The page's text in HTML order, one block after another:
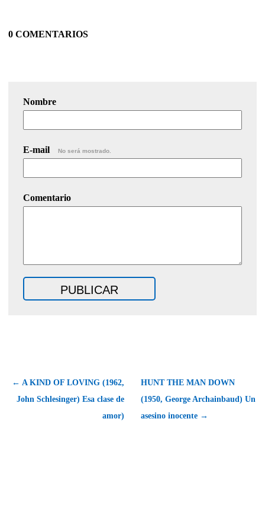
0 COMENTARIOS
Nombre
E-mail No será mostrado.
Comentario
← A KIND OF LOVING (1962,
John Schlesinger) Esa clase de
amor)
HUNT THE MAN DOWN
(1950, George Archainbaud) Un
asesino inocente →